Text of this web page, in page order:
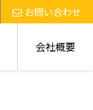
お問い合わせ
会社概要